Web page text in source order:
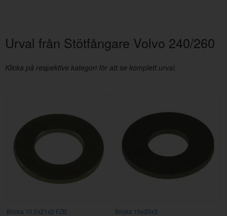
Urval från Stötfångare Volvo 240/260
Klicka på respektive kategori för att se komplett urval.
Bricka 10,5x21x2 FZB Bricka 15x35x3